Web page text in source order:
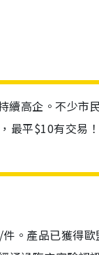
高企。不少市
最平$10有交易
。產品已獲得